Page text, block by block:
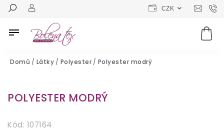
CZK
Domů / Látky / Polyester / Polyester modrý
POLYESTER MODRÝ
Kód: 107164